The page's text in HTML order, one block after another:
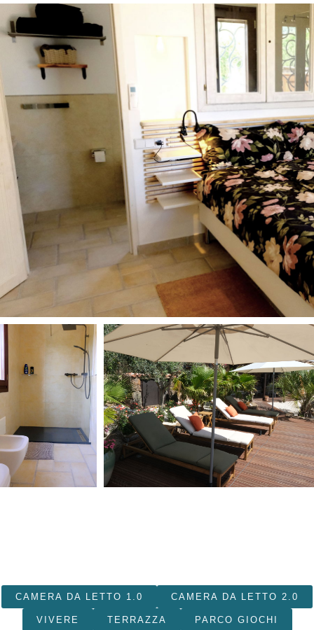
CAMERA DA LETTO 1.0 CAMERA DA LETTO 2.0
VIVERE TERRAZZA PARCO GIOCHI